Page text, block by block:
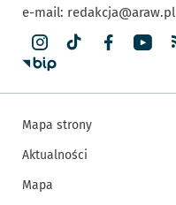
e-mail: redakcja@araw.pl
Mapa strony
Aktualności
Mapa